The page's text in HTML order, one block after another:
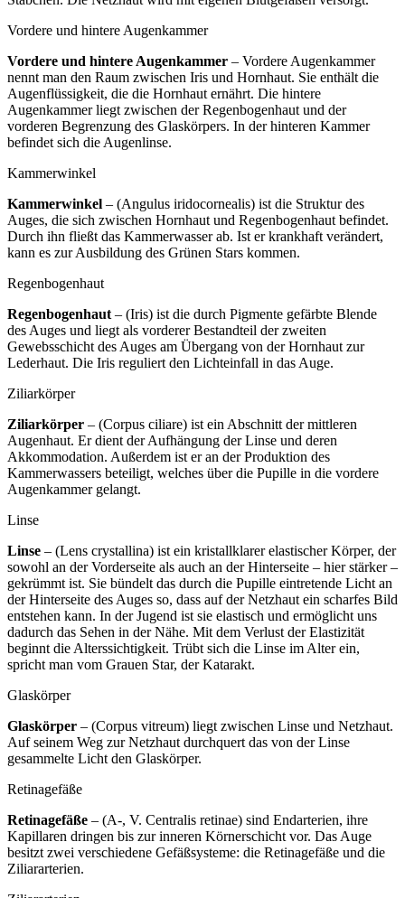
Vordere und hintere Augenkammer
Vordere und hintere Augenkammer – Vordere Augenkammer
nennt man den Raum zwischen Iris und Hornhaut. Sie enthält die
Augenflüssigkeit, die die Hornhaut ernährt. Die hintere
Augenkammer liegt zwischen der Regenbogenhaut und der
vorderen Begrenzung des Glaskörpers. In der hinteren Kammer
befindet sich die Augenlinse.
Kammerwinkel
Kammerwinkel – (Angulus iridocornealis) ist die Struktur des
Auges, die sich zwischen Hornhaut und Regenbogenhaut befindet.
Durch ihn fließt das Kammerwasser ab. Ist er krankhaft verändert,
kann es zur Ausbildung des Grünen Stars kommen.
Regenbogenhaut
Regenbogenhaut – (Iris) ist die durch Pigmente gefärbte Blende
des Auges und liegt als vorderer Bestandteil der zweiten
Gewebsschicht des Auges am Übergang von der Hornhaut zur
Lederhaut. Die Iris reguliert den Lichteinfall in das Auge.
Ziliarkörper
Ziliarkörper – (Corpus ciliare) ist ein Abschnitt der mittleren
Augenhaut. Er dient der Aufhängung der Linse und deren
Akkommodation. Außerdem ist er an der Produktion des
Kammerwassers beteiligt, welches über die Pupille in die vordere
Augenkammer gelangt.
Linse
Linse – (Lens crystallina) ist ein kristallklarer elastischer Körper, der
sowohl an der Vorderseite als auch an der Hinterseite – hier stärker –
gekrümmt ist. Sie bündelt das durch die Pupille eintretende Licht an
der Hinterseite des Auges so, dass auf der Netzhaut ein scharfes Bild
entstehen kann. In der Jugend ist sie elastisch und ermöglicht uns
dadurch das Sehen in der Nähe. Mit dem Verlust der Elastizität
beginnt die Alterssichtigkeit. Trübt sich die Linse im Alter ein,
spricht man vom Grauen Star, der Katarakt.
Glaskörper
Glaskörper – (Corpus vitreum) liegt zwischen Linse und Netzhaut.
Auf seinem Weg zur Netzhaut durchquert das von der Linse
gesammelte Licht den Glaskörper.
Retinagefäße
Retinagefäße – (A-, V. Centralis retinae) sind Endarterien, ihre
Kapillaren dringen bis zur inneren Körnerschicht vor. Das Auge
besitzt zwei verschiedene Gefäßsysteme: die Retinagefäße und die
Ziliararterien.